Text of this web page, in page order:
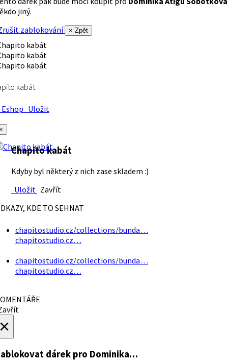
jiný.
zablokování
× Zpět
kabát
Uložit
Chapito kabát
Kdyby byl některý z nich zase skladem :)
Uložit Zavřít
KDE TO SEHNAT
chapitostudio.cz/collections/bunda…
chapitostudio.cz…
chapitostudio.cz/collections/bunda…
chapitostudio.cz…
dárek pro Dominika…